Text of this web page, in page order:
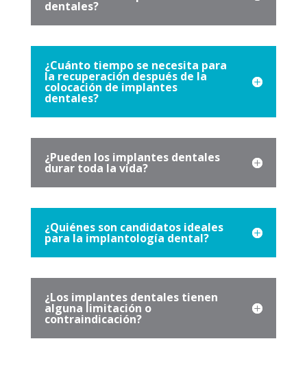
dentales?
¿Cuánto tiempo se necesita para
la recuperación después de la
colocación de implantes
dentales?
¿Pueden los implantes dentales
durar toda la vida?
¿Quiénes son candidatos ideales
para la implantología dental?
¿Los implantes dentales tienen
alguna limitación o
contraindicación?